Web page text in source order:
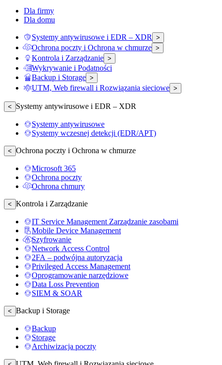
Dla firmy
Dla domu
Systemy antywirusowe i EDR – XDR >
Ochrona poczty i Ochrona w chmurze >
Kontrola i Zarządzanie >
Wykrywanie i Podatności
Backup i Storage >
UTM, Web firewall i Rozwiązania sieciowe >
< Systemy antywirusowe i EDR – XDR
Systemy antywirusowe
Systemy wczesnej detekcji (EDR/APT)
< Ochrona poczty i Ochrona w chmurze
Microsoft 365
Ochrona poczty
Ochrona chmury
< Kontrola i Zarządzanie
IT Service Management Zarządzanie zasobami
Mobile Device Management
Szyfrowanie
Network Access Control
2FA – podwójna autoryzacja
Privileged Access Management
Oprogramowanie narzędziowe
Data Loss Prevention
SIEM & SOAR
< Backup i Storage
Backup
Storage
Archiwizacja poczty